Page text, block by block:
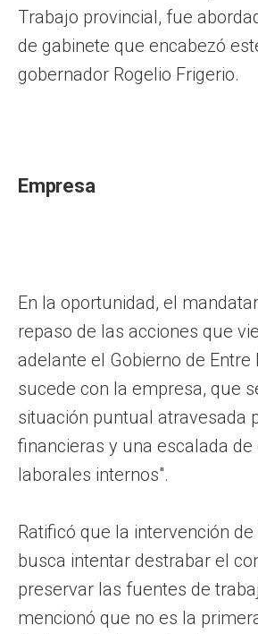
Trabajo provincial, fue
de gabinete que encabezó
gobernador Rogelio Frigerio.
Empresa
En la oportunidad, el
repaso de las acciones que
adelante el Gobierno de Entre
sucede con la empresa, que
situación puntual atravesada
financieras y una escalada
laborales internos".
Ratificó que la intervención
busca intentar destrabar el
preservar las fuentes de
mencionó que no es la